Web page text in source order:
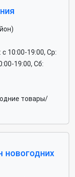
c 10:00-19:00, Ср:
19:00, Сб:
товары/
новогодних